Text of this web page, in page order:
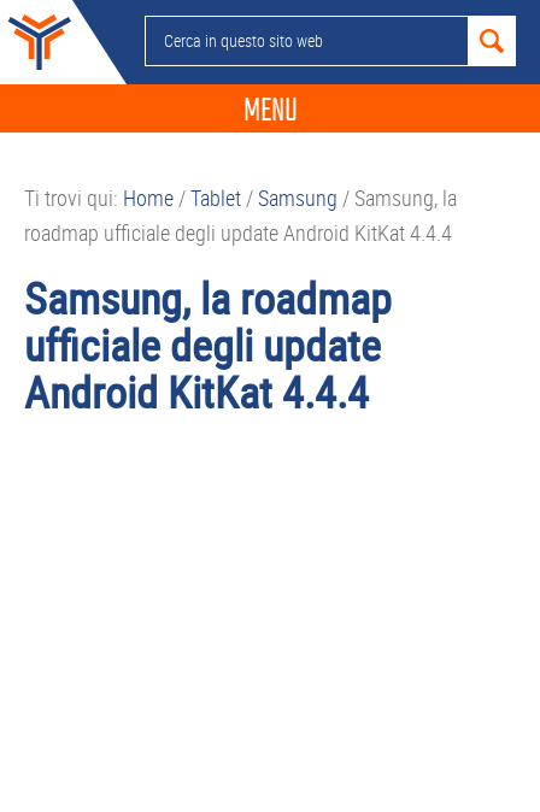
Passa
alla
navigazione
Passa
contenuto
Passa
alla
barra
Passa
piè
Cerca
in
sito
MENU
GUIDE ACQUISTO
SMARTPHONE
TABLET
APP
Ti trovi qui: Home/Tablet/Samsung / Samsung, la
roadmap ufficiale degli update Android KitKat 4.4.4
Samsung, la roadmap
ufficiale degli update
Android KitKat 4.4.4